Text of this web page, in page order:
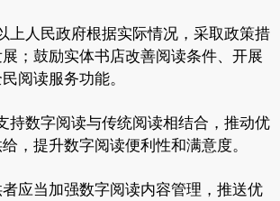
上人民政府根据实际情况，采取政策措
；鼓励实体书店改善阅读条件、开展
阅读服务功能。
持数字阅读与传统阅读相结合，推动优
，提升数字阅读便利性和满意度。
应当加强数字阅读内容管理，推送优